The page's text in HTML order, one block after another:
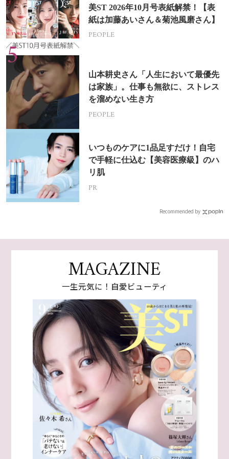
美ST 2026年10月号表紙解禁！【表
紙は加藤あいさん＆菊池風磨さん】
PEOPLE
山本耕史さん「人生において最優先
は家族」。仕事も無欲に、ストレス
を溜めない生き方
PEOPLE
いつものケアに1品足すだけ！自宅
で手軽に仕込む【美容医療級】のハ
リ肌
PR
Recommended by
MAGAZINE
一生元気に！自愛ビューティ